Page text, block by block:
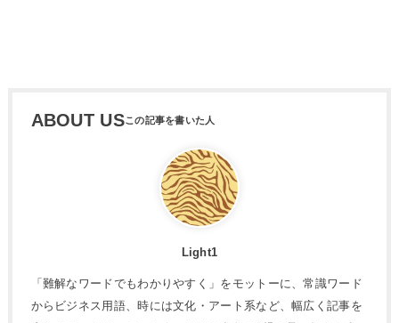
ABOUT US
Light1
「難解なワードでもわかりやすく」をモットーに、常識ワード
からビジネス用語、時には文化・アート系など、幅広く記事を